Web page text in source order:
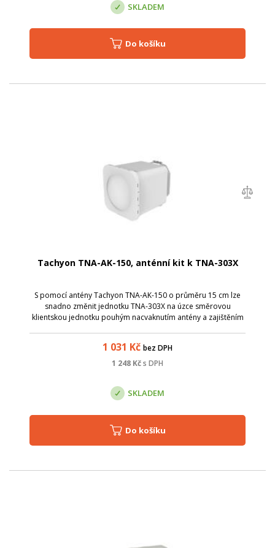
SKLADEM
Do košíku
Tachyon TNA-AK-150, anténní kit k TNA-303X
S pomocí antény Tachyon TNA-AK-150 o průměru 15 cm lze
snadno změnit jednotku TNA-303X na úzce směrovou
klientskou jednotku pouhým nacvaknutím antény a zajištěním
1 031 Kč bez DPH
1 248 Kčs DPH
SKLADEM
Do košíku